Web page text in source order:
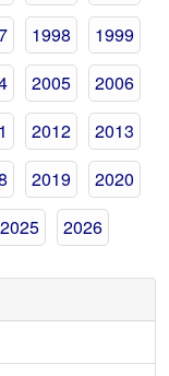
1998
1999
2005
2006
2012
2013
2019
2020
2025 2026